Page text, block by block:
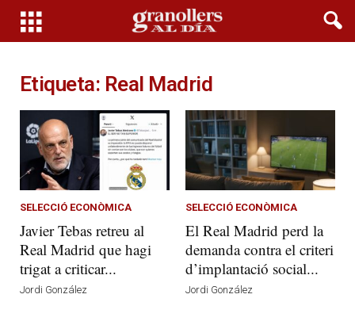
Etiqueta: Real Madrid
SELECCIÓ ECONÒMICA
Javier Tebas retreu al
Real Madrid que hagi
trigat a criticar...
Jordi González
SELECCIÓ ECONÒMICA
El Real Madrid perd la
demanda contra el criteri
d’implantació social...
Jordi González